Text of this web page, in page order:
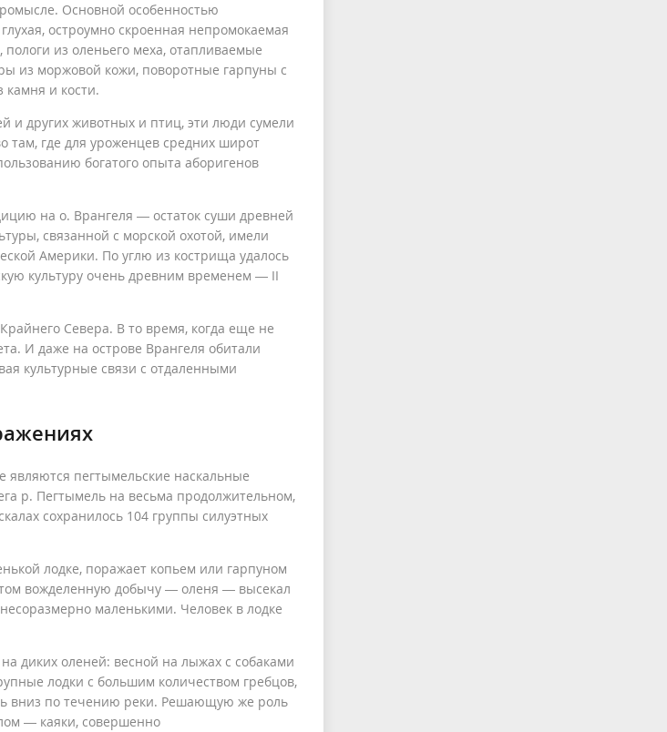
Основной особенностью
остроумно скроенная непромокаемая
из оленьего меха, отапливаемые
из моржовой кожи, поворотные гарпуны с
и кости.
и других животных и птиц, эти люди сумели
там, где для уроженцев средних широт
богатого опыта аборигенов
на о. Врангеля — остаток суши древней
связанной с морской охотой, имели
Америки. По углю из кострища удалось
культуру очень древним временем — II
Севера. В то время, когда еще не
И даже на острове Врангеля обитали
культурные связи с отдаленными
пегтымельские наскальные
р. Пегтымель на весьма продолжительном,
сохранилось 104 группы силуэтных
лодке, поражает копьем или гарпуном
вожделенную добычу — оленя — высекал
маленькими. Человек в лодке
диких оленей: весной на лыжах с собаками
лодки с большим количеством гребцов,
вниз по течению реки. Решающую же роль
— каяки, совершенно